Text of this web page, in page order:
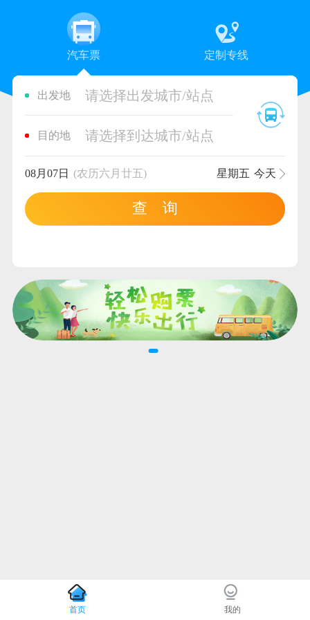
汽车票 定制专线
出发地 请选择出发城市/站点
目的地 请选择到达城市/站点
08月07日 (农历六月廿五) 星期五 今天
查 询
首页 我的